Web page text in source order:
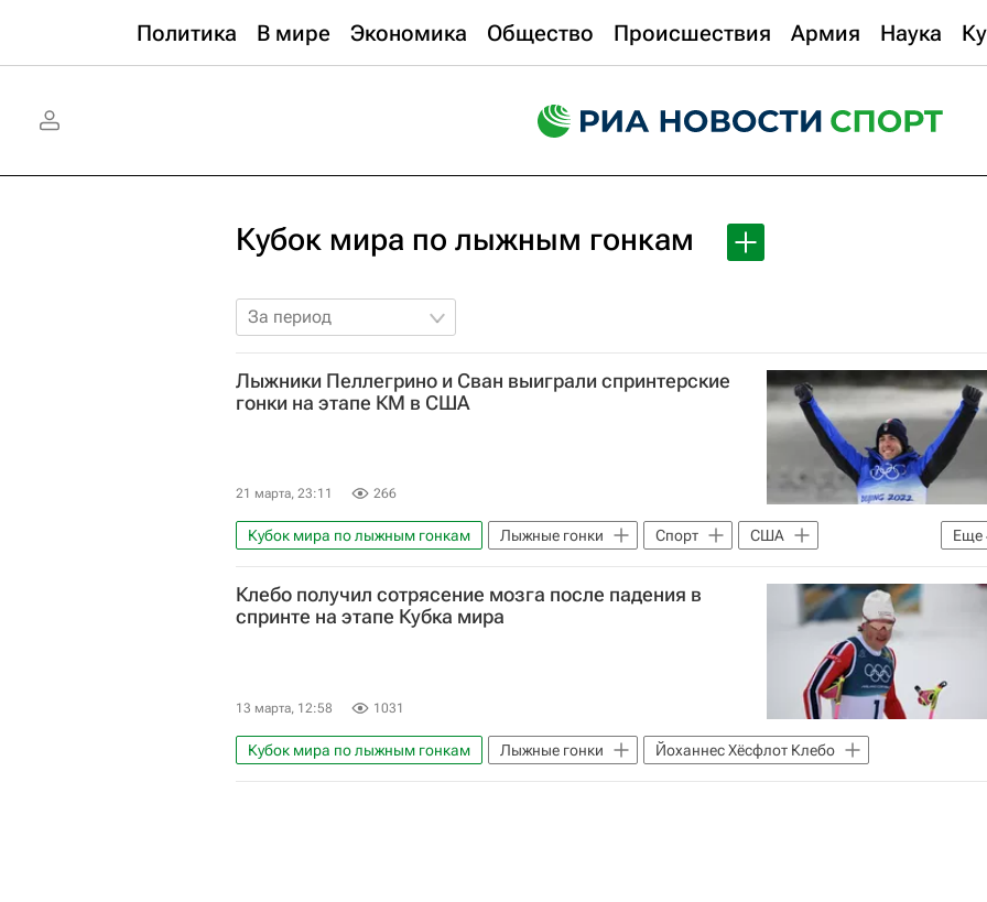
Политика В мире Экономика Общество Происшествия Армия Наука
Кубок мира по лыжным гонкам
За период
Лыжники Пеллегрино и Сван выиграли спринтерские
гонки на этапе КМ в США
21 марта, 23:11 266
Еще
Кубок мира по лыжным гонкам Лыжные гонки Спорт
США
Йонна Сундлинг
Федерико Пеллегрино
Линн Сван
Спортивный арбитражный суд (CAS)
Клебо получил сотрясение мозга после падения в
спринте на этапе Кубка мира
13 марта, 12:58 1031
Кубок мира по лыжным гонкам Лыжные гонки Йоханнес Хёсфлот Клебо